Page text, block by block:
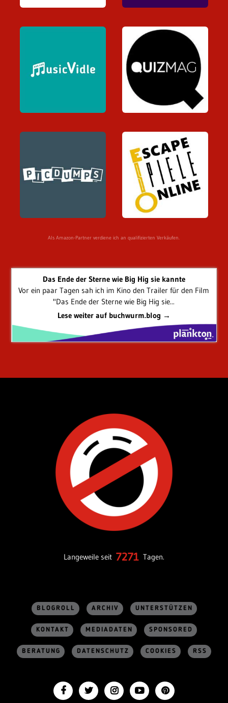
Als Amazon-Partner verdiene ich an qualifizierten Verkäufen.
Das Ende der Sterne wie Big Hig sie kannte
Vor ein paar Tagen sah ich im Kino den Trailer für den Film
"Das Ende der Sterne wie Big Hig sie...
Lese weiter auf buchwurm.blog →
Langeweile seit 7271 Tagen.
BLOGROLL ARCHIV UNTERSTÜTZEN
KONTAKT MEDIADATEN SPONSORED
BERATUNG DATENSCHUTZ COOKIES RSS